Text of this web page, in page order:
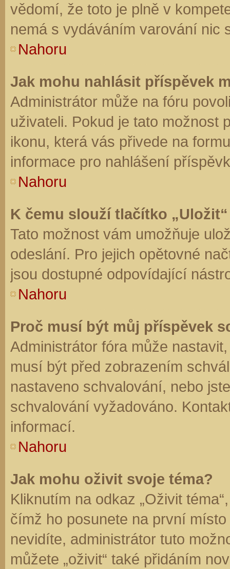
vědomí, že toto je plně v
nemá s vydáváním varování nic
Nahoru
Jak mohu nahlásit příspěvek
Administrátor může na fóru
uživateli. Pokud je tato možnost
ikonu, která vás přivede na
informace pro nahlášení
Nahoru
K čemu slouží tlačítko
Tato možnost vám umožňuje
odeslání. Pro jejich opětovné
jsou dostupné odpovídající
Nahoru
Proč musí být můj příspěvek
Administrátor fóra může
musí být před zobrazením
nastaveno schvalování, nebo
schvalování vyžadováno.
informací.
Nahoru
Jak mohu oživit svoje téma?
Kliknutím na odkaz „Oživit
čímž ho posunete na první
nevidíte, administrátor tuto
můžete „oživit“ také přidáním